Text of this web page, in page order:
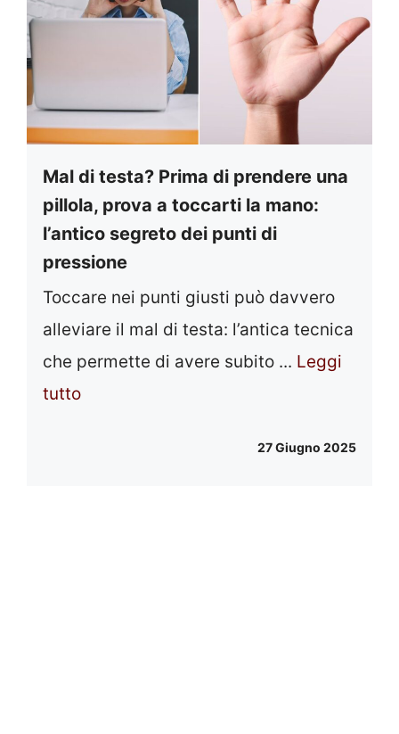
Mal di testa? Prima di prendere una
pillola, prova a toccarti la mano:
l’antico segreto dei punti di
pressione
Toccare nei punti giusti può davvero
alleviare il mal di testa: l’antica tecnica
che permette di avere subito ... Leggi
tutto
27 Giugno 2025